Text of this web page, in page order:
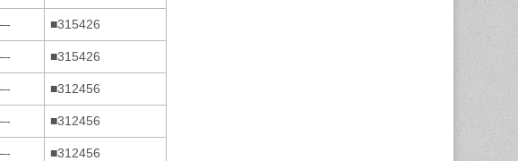
■315426
■315426
■312456
■312456
■312456